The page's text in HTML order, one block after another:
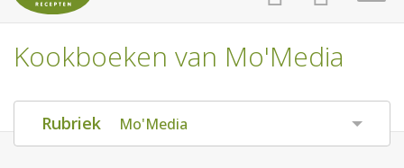
INLOGGEN
AANMELDEN
HOME
RECEPTEN
Kookboeken van Mo'Media
Rubriek Mo'Media